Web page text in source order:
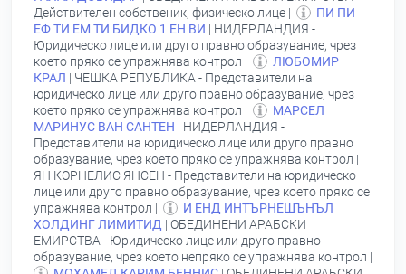
Действителен собственик, физическо лице |
ПИ ПИ
ЕФ ТИ ЕМ ТИ БИДКО 1 ЕН ВИ | НИДЕРЛАНДИЯ -
Юридическо лице или друго правно образувание, чрез
което пряко се упражнява контрол |
ЛЮБОМИР
КРАЛ | ЧЕШКА РЕПУБЛИКА - Представители на
юридическо лице или друго правно образувание, чрез
което пряко се упражнява контрол |
МАРСЕЛ
МАРИНУС ВАН САНТЕН | НИДЕРЛАНДИЯ -
Представители на юридическо лице или друго правно
образувание, чрез което пряко се упражнява контрол |
ЯН КОРНЕЛИС ЯНСЕН - Представители на юридическо
лице или друго правно образувание, чрез което пряко се
упражнява контрол |
И ЕНД ИНТЪРНЕШЪНЪЛ
ХОЛДИНГ ЛИМИТИД | ОБЕДИНЕНИ АРАБСКИ
ЕМИРСТВА - Юридическо лице или друго правно
образувание, чрез което непряко се упражнява контрол |